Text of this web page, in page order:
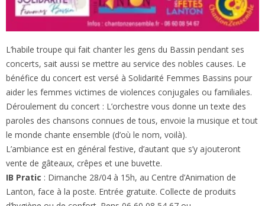
L’habile troupe qui fait chanter les gens du Bassin pendant ses
concerts, sait aussi se mettre au service des nobles causes. Le
bénéfice du concert est versé à Solidarité Femmes Bassins pour
aider les femmes victimes de violences conjugales ou familiales.
Déroulement du concert : L’orchestre vous donne un texte des
paroles des chansons connues de tous, envoie la musique et tout
le monde chante ensemble (d’où le nom, voilà).
L’ambiance est en général festive, d’autant que s’y ajouteront
vente de gâteaux, crêpes et une buvette.
IB Pratic : Dimanche 28/04 à 15h, au Centre d’Animation de
Lanton, face à la poste. Entrée gratuite. Collecte de produits